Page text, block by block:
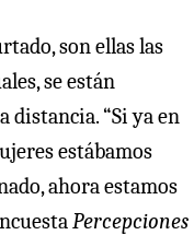
son ellas las
se están
distancia. “Si ya en
estábamos
ahora estamos
Percepciones